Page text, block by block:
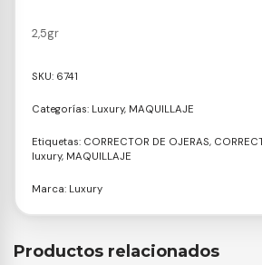
2,5gr
SKU: 6741
Categorías: Luxury, MAQUILLAJE
Etiquetas: CORRECTOR DE OJERAS,
luxury, MAQUILLAJE
Marca: Luxury
Productos relacionados